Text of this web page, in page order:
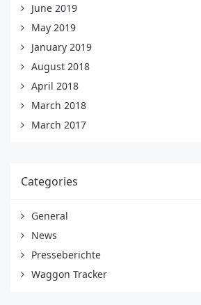
June 2019
May 2019
January 2019
August 2018
April 2018
March 2018
March 2017
Categories
General
News
Presseberichte
Waggon Tracker